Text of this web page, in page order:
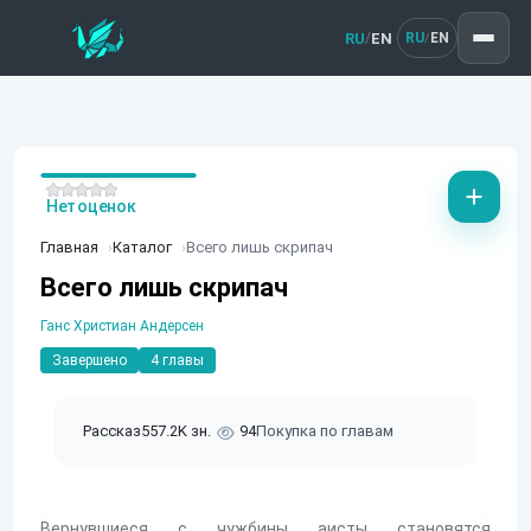
RU/EN RU/ EN
Главная Каталог Всего лишь скрипач
Всего лишь скрипач
Ганс Христиан Андерсен
Завершено 4 главы
Рассказ557.2K зн. 94Покупка по главам
Нет оценок